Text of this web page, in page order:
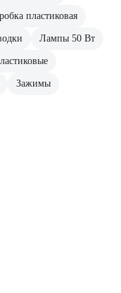
пластиковая
Лампы 50 Вт
Зажимы